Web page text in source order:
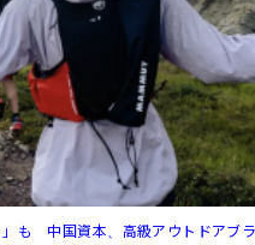
」も 中国資本、高級アウトドアブ